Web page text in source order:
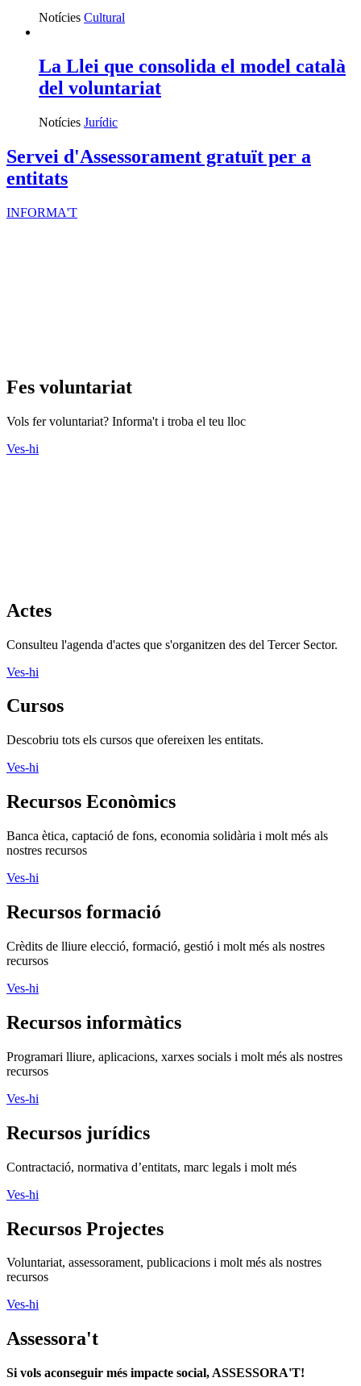
Notícies Cultural
La Llei que consolida el model català
del voluntariat
Notícies Jurídic
Servei d'Assessorament gratuït per a
entitats
INFORMA'T
Fes voluntariat
Vols fer voluntariat? Informa't i troba el teu lloc
Ves-hi
Actes
Consulteu l'agenda d'actes que s'organitzen des del Tercer Sector.
Ves-hi
Cursos
Descobriu tots els cursos que ofereixen les entitats.
Ves-hi
Recursos Econòmics
Banca ètica, captació de fons, economia solidària i molt més als
nostres recursos
Ves-hi
Recursos formació
Crèdits de lliure elecció, formació, gestió i molt més als nostres
recursos
Ves-hi
Recursos informàtics
Programari lliure, aplicacions, xarxes socials i molt més als nostres
recursos
Ves-hi
Recursos jurídics
Contractació, normativa d’entitats, marc legals i molt més
Ves-hi
Recursos Projectes
Voluntariat, assessorament, publicacions i molt més als nostres
recursos
Ves-hi
Assessora't
Si vols aconseguir més impacte social, ASSESSORA'T!